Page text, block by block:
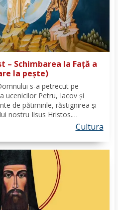
– Schimbarea la Față a
la peşte)
s-a petrecut pe
ucenicilor Petru, Iacov și
de pătimirile, răstignirea și
nostru Iisus Hristos.
Domnul S-a depărtat
Se pe un loc mai...
Cultura